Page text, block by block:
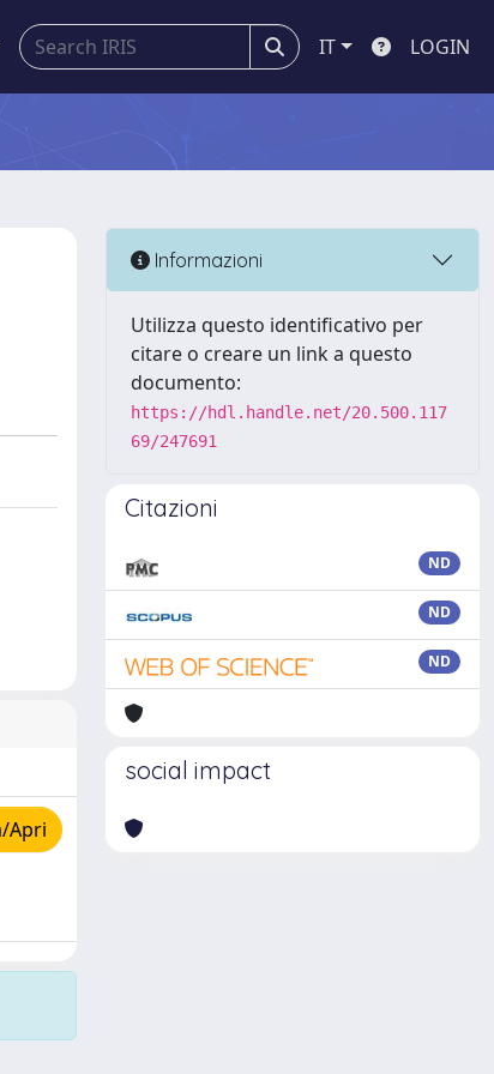
IT LOGIN
Apri
Informazioni
Utilizza questo identificativo per
citare o creare un link a questo
documento:
https://hdl.handle.net/20.500.117
69/247691
Citazioni
ND
ND
ND
social impact